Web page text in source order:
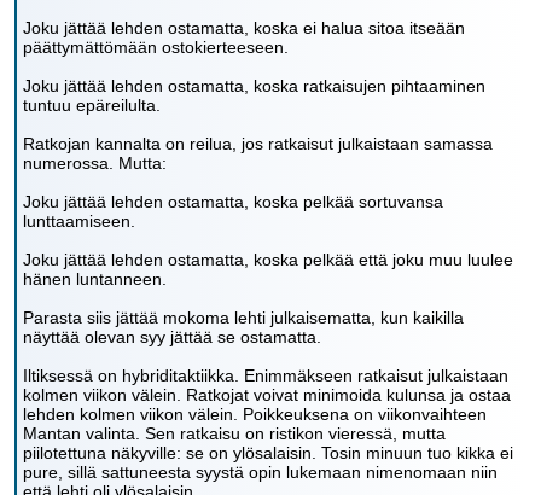
Joku jättää lehden ostamatta, koska ei halua sitoa itseään
päättymättömään ostokierteeseen.
Joku jättää lehden ostamatta, koska ratkaisujen pihtaaminen
tuntuu epäreilulta.
Ratkojan kannalta on reilua, jos ratkaisut julkaistaan samassa
numerossa. Mutta:
Joku jättää lehden ostamatta, koska pelkää sortuvansa
lunttaamiseen.
Joku jättää lehden ostamatta, koska pelkää että joku muu luulee
hänen luntanneen.
Parasta siis jättää mokoma lehti julkaisematta, kun kaikilla
näyttää olevan syy jättää se ostamatta.
Iltiksessä on hybriditaktiikka. Enimmäkseen ratkaisut julkaistaan
kolmen viikon välein. Ratkojat voivat minimoida kulunsa ja ostaa
lehden kolmen viikon välein. Poikkeuksena on viikonvaihteen
Mantan valinta. Sen ratkaisu on ristikon vieressä, mutta
piilotettuna näkyville: se on ylösalaisin. Tosin minuun tuo kikka ei
pure, sillä sattuneesta syystä opin lukemaan nimenomaan niin